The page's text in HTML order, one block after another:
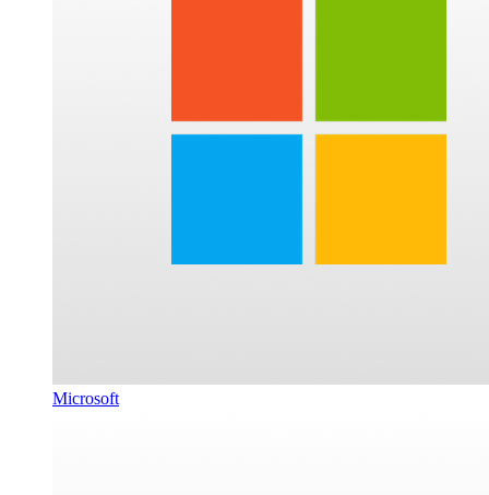
Microsoft